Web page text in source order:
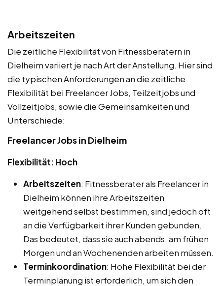
Arbeitszeiten
Die zeitliche Flexibilität von Fitnessberatern in
Dielheim variiert je nach Art der Anstellung. Hier sind
die typischen Anforderungen an die zeitliche
Flexibilität bei Freelancer Jobs, Teilzeitjobs und
Vollzeitjobs, sowie die Gemeinsamkeiten und
Unterschiede:
Freelancer Jobs in Dielheim
Flexibilität: Hoch
Arbeitszeiten: Fitnessberater als Freelancer in
Dielheim können ihre Arbeitszeiten
weitgehend selbst bestimmen, sind jedoch oft
an die Verfügbarkeit ihrer Kunden gebunden.
Das bedeutet, dass sie auch abends, am frühen
Morgen und an Wochenenden arbeiten müssen.
Terminkoordination: Hohe Flexibilität bei der
Terminplanung ist erforderlich, um sich den